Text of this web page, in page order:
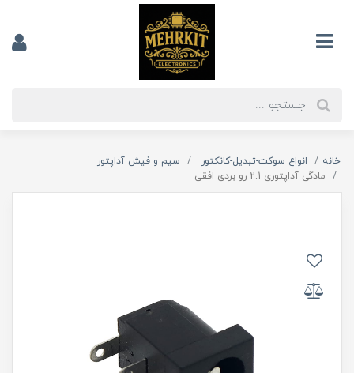
خانه انواع سوکت-تبدیل-کانکتور
سیم و فیش آداپتور
مادگی آداپتوری 2.1 رو بردی افقی